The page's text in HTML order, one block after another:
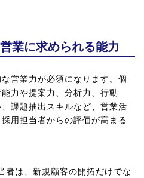
業に求められる能力
営業力が必須になります。個
力や提案力、分析力、行動
課題抽出スキルなど、営業活
用担当者からの評価が高まる
者は、新規顧客の開拓だけでな